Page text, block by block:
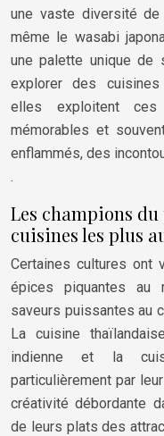
une vaste diversité
même le wasabi
une palette unique de
explorer des cuisines
elles exploitent
mémorables et
enflammés, des
.
Les champions
cuisines les plus
Certaines cultures ont
épices piquantes au
saveurs puissantes au
La cuisine
indienne et la
particulièrement par
créativité débordante
de leurs plats des